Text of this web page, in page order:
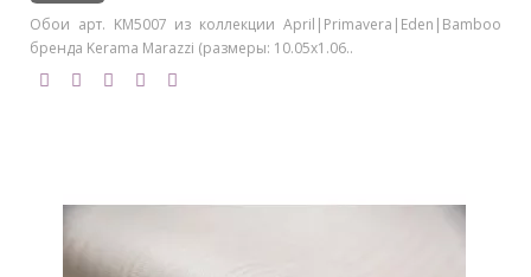
Обои арт. KM5007 из коллекции April|Primavera|Eden|Bamboo
бренда Kerama Marazzi (размеры: 10.05х1.06..